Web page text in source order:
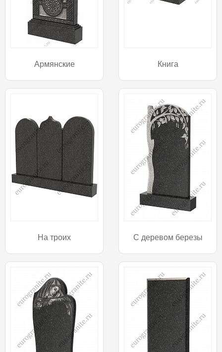
Армянские Книга
На троих С деревом березы